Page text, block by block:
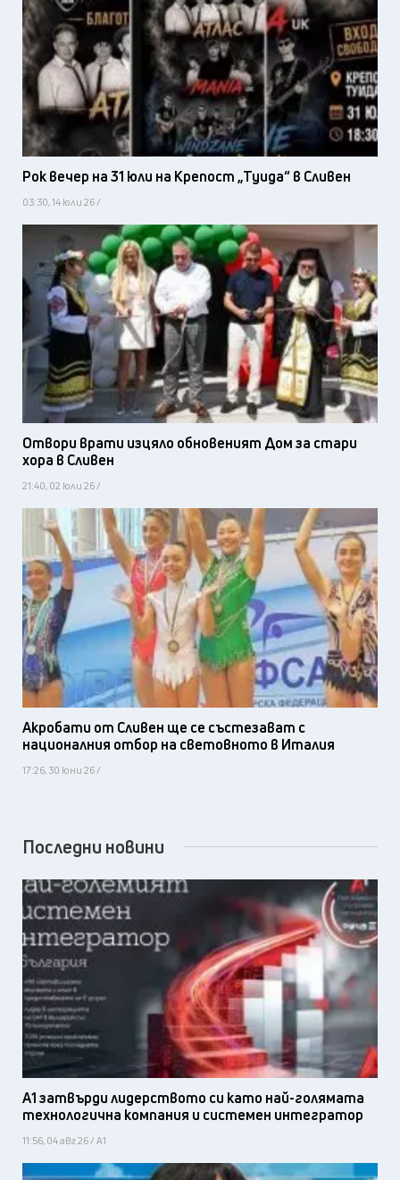
Рок вечер на 31 юли на Крепост „Туида“ в Сливен
03:30, 14 юли 26 /
Отвори врати изцяло обновеният Дом за стари
хора в Сливен
21:40, 02 юли 26 /
Акробати от Сливен ще се състезават с
националния отбор на световното в Италия
17:26, 30 юни 26 /
Последни новини
А1 затвърди лидерството си като най-голямата
технологична компания и системен интегратор
11:56, 04 авг 26 / А1